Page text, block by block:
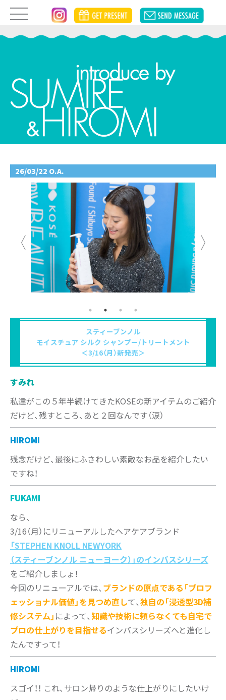
26/03/22 O.A.
スティーブンノル
モイスチュア シルク シャンプー/トリートメント
＜3/16（月）新発売＞
すみれ
私達がこの５年半続けてきたKOSEの新アイテムのご紹介
だけど、残すところ、あと２回なんです（涙）
HIROMI
残念だけど、最後にふさわしい素敵なお品を紹介したい
ですね！
FUKAMI
なら、
3/16（月）にリニューアルしたヘアケアブランド
「STEPHEN KNOLL NEWYORK
（スティーブンノル ニューヨーク）」のインバスシリーズ
をご紹介しましょ！
今回のリニューアルでは、 ブランドの原点である「プロフ
ェッショナル価値」を見つめ直して、独自の「浸透型3D補
修システム」 によって、 知識や技術に頼らなくても自宅で
プロの仕上がりを目指せるインバスシリーズへと進化し
たんですって！
HIROMI
スゴイ！！ これ、サロン帰りのような仕上がりにしたいけ